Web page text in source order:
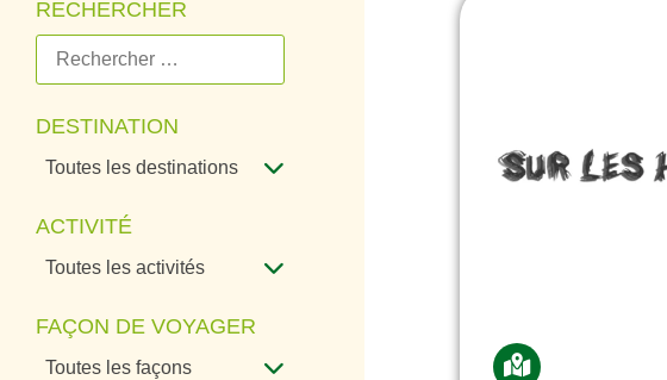
RECHERCHER
DESTINATION
Toutes les destinations
ACTIVITÉ
Toutes les activités
FAÇON DE VOYAGER
Toutes les façons